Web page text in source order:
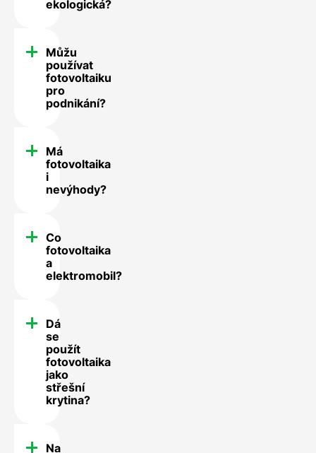
ekologická?
Můžu
používat
fotovoltaiku
pro
podnikání?
Má
fotovoltaika
i
nevýhody?
Co
fotovoltaika
a
elektromobil?
Dá
se
použít
fotovoltaika
jako
střešní
krytina?
Na